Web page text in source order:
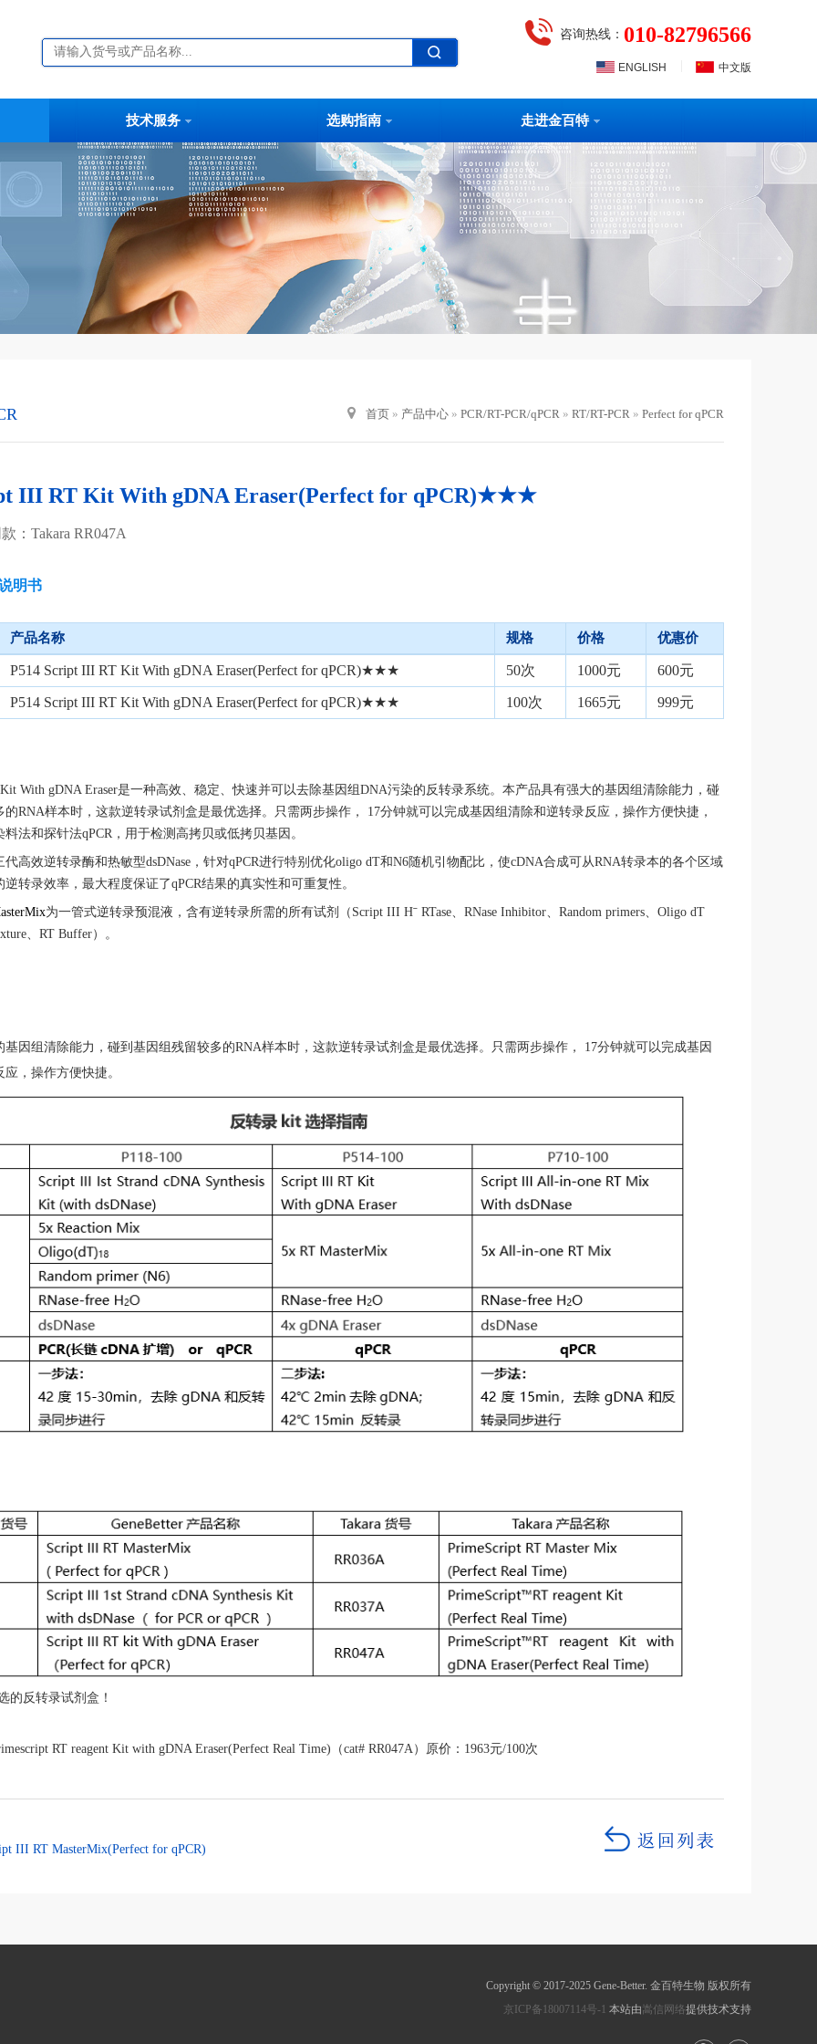
咨询热线： 010-82796566
中文版
ENGLISH
技术服务 选购指南 走进金百特
首页 » 产品中心 » PCR/RT-PCR/qPCR » RT/RT-PCR » Perfect for qPCR
III RT Kit With gDNA Eraser(Perfect for qPCR)★★★
：Takara RR047A
明书
产品名称 规格 价格 优惠价
P514 Script III RT Kit With gDNA Eraser(Perfect for qPCR)★★★ 50次 1000元 600元
P514 Script III RT Kit With gDNA Eraser(Perfect for qPCR)★★★ 100次 1665元 999元
With gDNA Eraser是一种高效、稳定、快速并可以去除基因组 DNA污染的反转录系统。本产品具有强大的基因组清除能力，碰
的RNA样本时，这款逆转录试剂盒是最优选择。只需两步操作， 17分钟就可以完成基因组清除和逆转录反应，操作方便快捷，
料法和探针法qPCR，用于检测高拷贝或低拷贝基因。
代高效逆转录酶和热敏型dsDNase ，针对qPCR进行特别优化oligo dT和N6随机引物配比，使cDNA合成可从RNA转录本的各个区域
逆转录效率，最大程度保证了qPCR结果的真实性和可重复性。
为一管式逆转录预混液，含有逆转录所需的所有试剂（ Script III Hˉ RTase、 RNase Inhibitor、 Random primers、 Oligo dT
、 RT Buffer）。
基因组清除能力，碰到基因组残留较多的RNA样本时，这款逆转录试剂盒是最优选择。只需两步操作， 17分钟就可以完成基因
，操作方便快捷。
的反转录试剂盒！
ript RT reagent Kit with gDNA Eraser(Perfect Real Time)（cat# RR047A） 原价：1963元/100次
III RT MasterMix(Perfect for qPCR)
Copyright © 2017-2025 Gene-Better. 金百特生物 版权所有
京ICP备18007114号-1 本站由嵩信网络提供技术支持